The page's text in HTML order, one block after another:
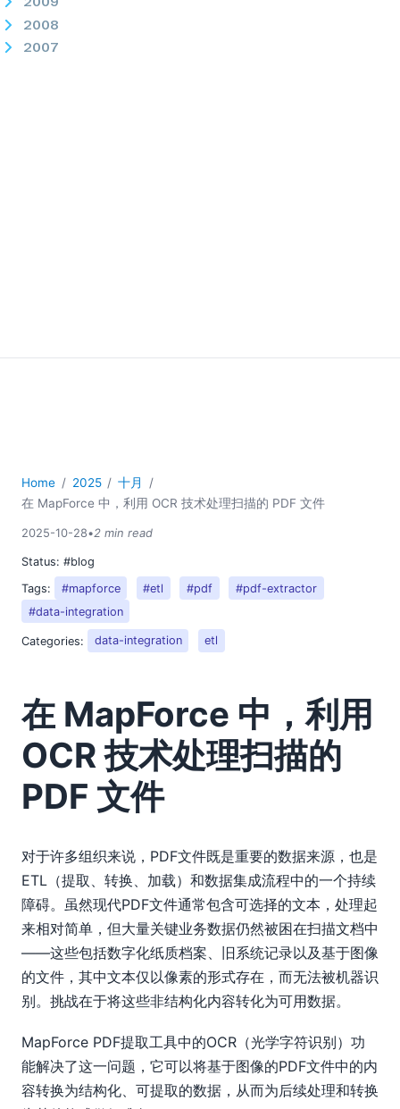
2008
2007
Home 2025
十月
在 MapForce 中，利用 OCR 技术处理扫描的 PDF 文件
2025-10-28•2 min read
Status: #blog
Tags:
#mapforce #etl #pdf
#pdf-extractor
#data-integration
Categories: data-integration etl
在 MapForce 中，利用
OCR 技术处理扫描的
PDF 文件
对于许多组织来说，PDF文件既是重要的数据来源，也是
ETL（提取、转换、加载）和数据集成流程中的一个持续
障碍。虽然现代PDF文件通常包含可选择的文本，处理起
来相对简单，但大量关键业务数据仍然被困在扫描文档中
——这些包括数字化纸质档案、旧系统记录以及基于图像
的文件，其中文本仅以像素的形式存在，而无法被机器识
别。挑战在于将这些非结构化内容转化为可用数据。
MapForce PDF提取工具中的OCR（光学字符识别）功
能解决了这一问题，它可以将基于图像的PDF文件中的内
容转换为结构化、可提取的数据，从而为后续处理和转换